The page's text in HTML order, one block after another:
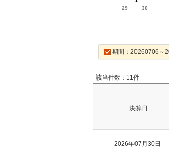
29 30
期間：20260706～
該当件数：11件
決算日
2026年07月30日